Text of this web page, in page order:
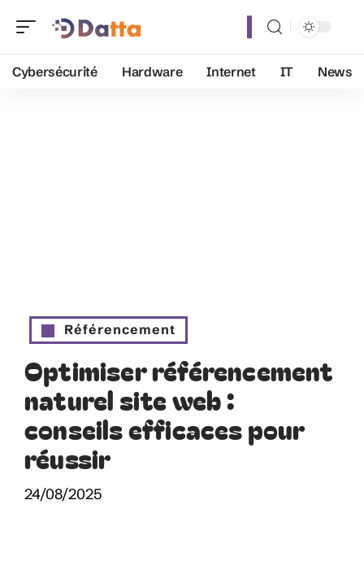
Cybersécurité Hardware Internet IT News
Référencement
Optimiser référencement
naturel site web :
conseils efficaces pour
réussir
24/08/2025